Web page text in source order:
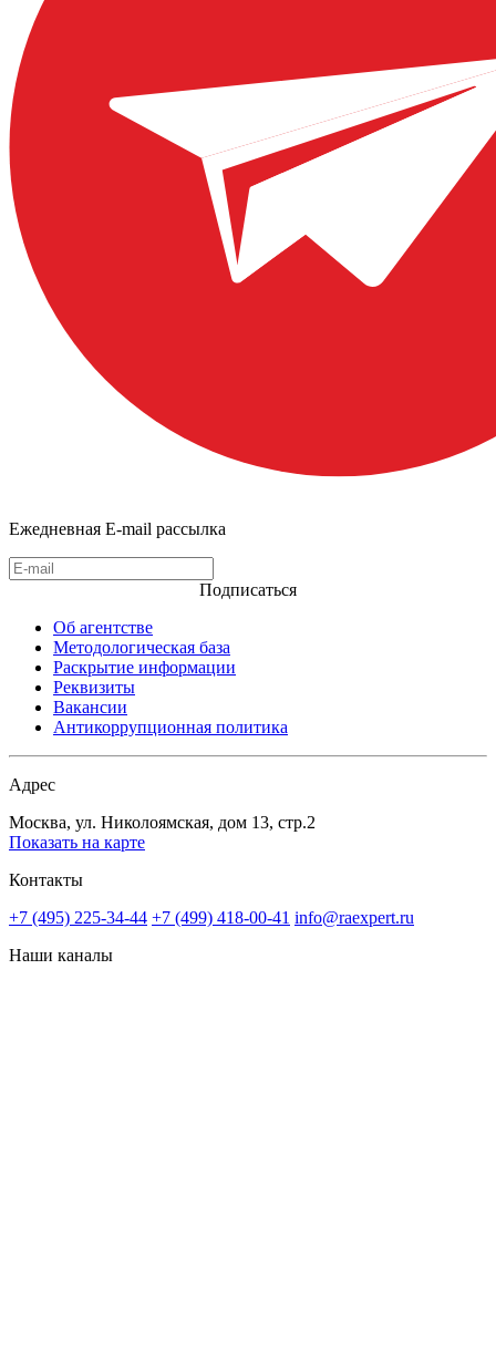
Ежедневная E-mail рассылка
Подписаться
Об агентстве
Методологическая база
Раскрытие информации
Реквизиты
Вакансии
Антикоррупционная политика
Адрес
Москва, ул. Николоямская, дом 13, стр.2
Показать на карте
Контакты
+7 (495) 225-34-44 +7 (499) 418-00-41 info@raexpert.ru
Наши каналы